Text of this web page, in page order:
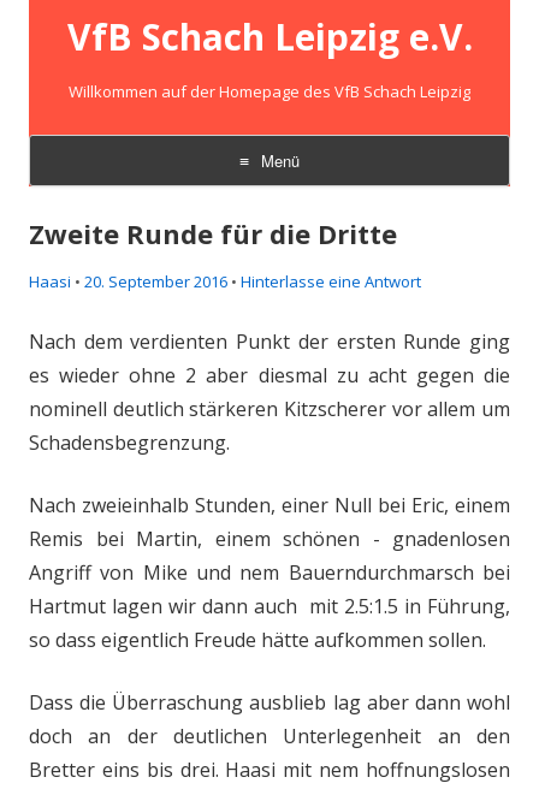
VfB Schach Leipzig e.V.
Willkommen auf der Homepage des VfB Schach Leipzig
Menü
Zum
springen
Zweite Runde für die Dritte
Haasi • 20. September 2016 • Hinterlasse eine Antwort
Nach dem verdienten Punkt der ersten Runde ging
es wieder ohne 2 aber diesmal zu acht gegen die
nominell deutlich stärkeren Kitzscherer vor allem um
Schadensbegrenzung.
Nach zweieinhalb Stunden, einer Null bei Eric, einem
Remis bei Martin, einem schönen - gnadenlosen
Angriff von Mike und nem Bauerndurchmarsch bei
Hartmut lagen wir dann auch mit 2.5:1.5 in Führung,
so dass eigentlich Freude hätte aufkommen sollen.
Dass die Überraschung ausblieb lag aber dann wohl
doch an der deutlichen Unterlegenheit an den
Bretter eins bis drei. Haasi mit nem hoffnungslosen